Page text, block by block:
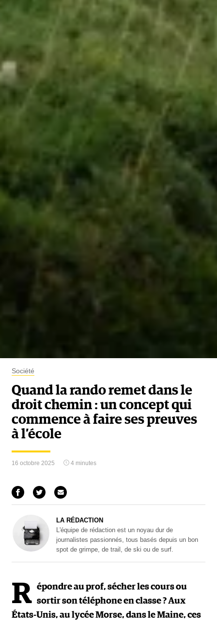
Société
Quand la rando remet dans le
droit chemin : un concept qui
commence à faire ses preuves
à l’école
16 octobre 2025 4 minutes
LA RÉDACTION
L'équipe de rédaction est un noyau dur de
journalistes passionnés, tous basés depuis un bon
spot de grimpe, de trail, de ski ou de surf.
R épondre au prof, sécher les cours ou
sortir son téléphone en classe ? Aux
États-Unis, au lycée Morse, dans le Maine, ces